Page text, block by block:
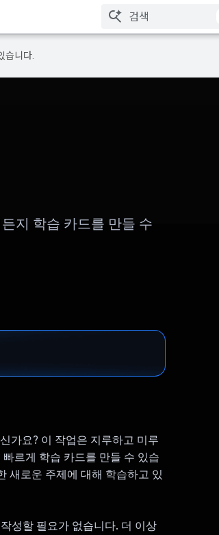
습니다.
지 학습 카드를 만들 수
가요? 이 작업은 지루하고 미루
르게 학습 카드를 만들 수 있습
새로운 주제에 대해 학습하고 있
성할 필요가 없습니다. 더 이상